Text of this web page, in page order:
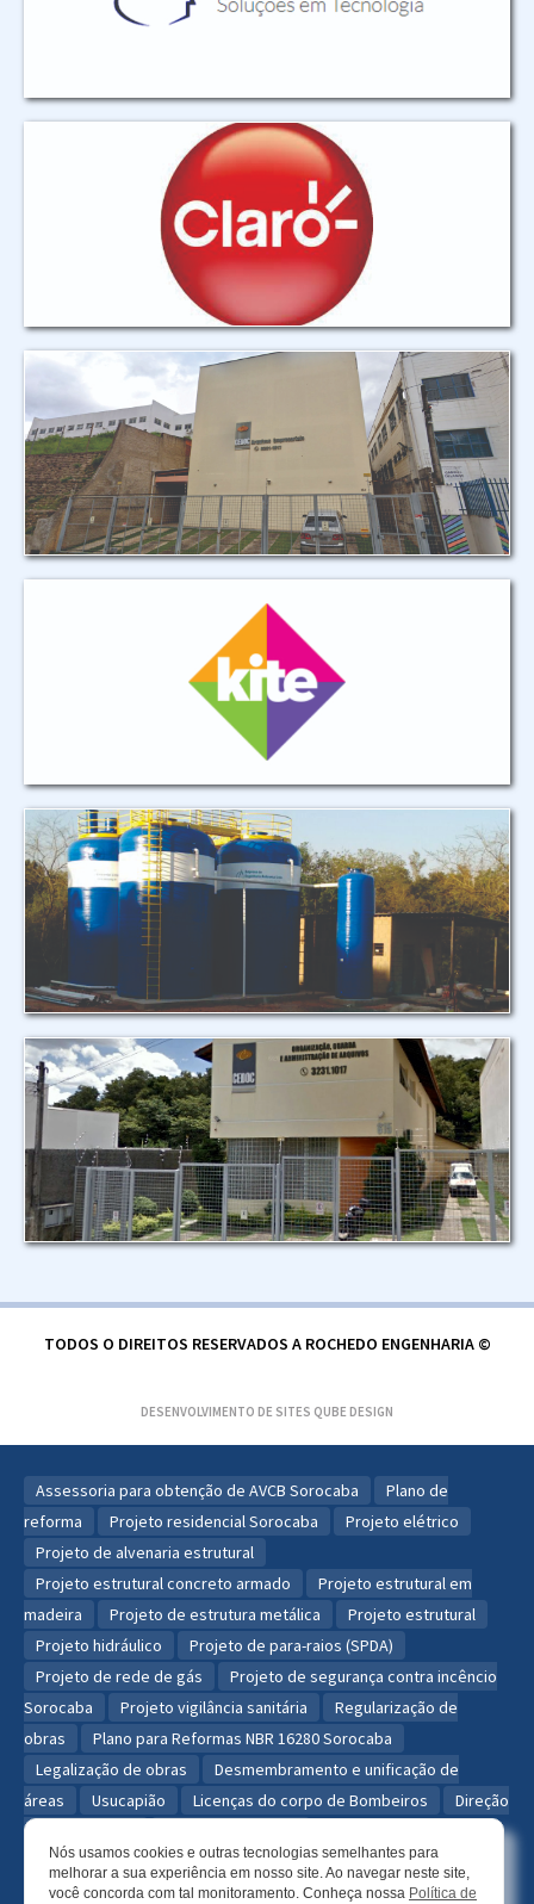
Nós usamos cookies e outras tecnologias semelhantes para
melhorar a sua experiência em nosso site. Ao navegar neste site,
você concorda com tal monitoramento. Conheça nossa Política de
TODOS O DIREITOS RESERVADOS A ROCHEDO ENGENHARIA ©
DESENVOLVIMENTO DE SITES QUBE DESIGN
Assessoria para obtenção de AVCB Sorocaba
Plano de
reforma
Projeto residencial Sorocaba
Projeto elétrico
Projeto de alvenaria estrutural
Projeto estrutural concreto armado
Projeto estrutural em
madeira
Projeto de estrutura metálica
Projeto estrutural
Projeto hidráulico
Projeto de para-raios (SPDA)
Projeto de rede de gás
Projeto de segurança contra incêncio
Sorocaba
Projeto vigilância sanitária
Regularização de
obras
Plano para Reformas NBR 16280 Sorocaba
Legalização de obras
Desmembramento e unificação de
áreas
Usucapião Licenças do corpo de Bombeiros
Direção
técnica de obra
Reforma de consultórios
Reforma de escritórios
Projeto
residencial
Projeto predial Projeto comercial Projeto